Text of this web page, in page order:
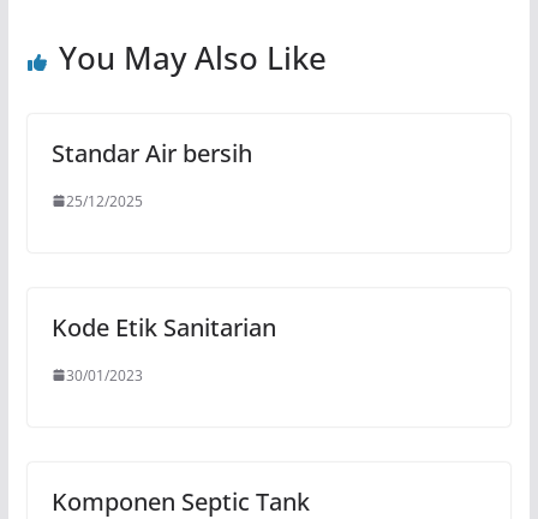
You May Also Like
Standar Air bersih
25/12/2025
Kode Etik Sanitarian
30/01/2023
Komponen Septic Tank